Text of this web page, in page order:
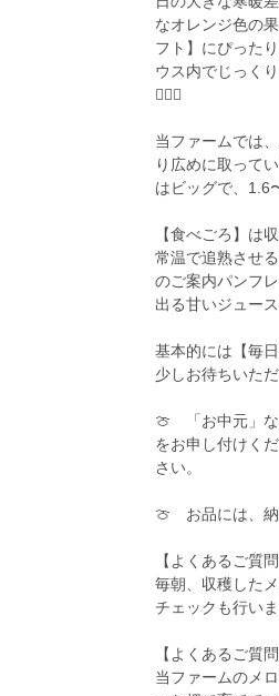
なオレンジ色の
フト】にぴった
ウス内でじっく
👨🏻‍⚕️
当ファームでは
り広めに取って
はビッグで、1.6
【食べごろ】は
常温で追熟させ
のご案内パンフ
出る甘いジュー
基本的には【毎
少しお待ちいた
🍈 「お中元」な
をお申し付けく
さい。
🍈 お品には、納
【よくあるご質
毎朝、収穫した
チェックも行い
【よくあるご質
当ファームのメ